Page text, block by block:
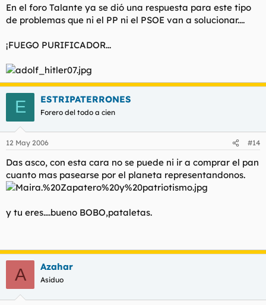
En el foro Talante ya se dió una respuesta para este tipo
de problemas que ni el PP ni el PSOE van a solucionar....
¡FUEGO PURIFICADOR...
E ESTRIPATERRONES
Forero del todo a cien
12 May 2006 #14
Das asco, con esta cara no se puede ni ir a comprar el pan
cuanto mas pasearse por el planeta representandonos.
y tu eres....bueno BOBO,pataletas.
A Azahar
Asiduo